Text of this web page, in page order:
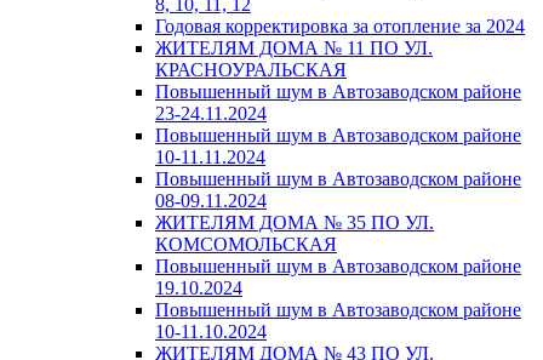
8, 10, 11, 12
Годовая корректировка за отопление за 2024
ЖИТЕЛЯМ ДОМА № 11 ПО УЛ.
КРАСНОУРАЛЬСКАЯ
Повышенный шум в Автозаводском районе
23-24.11.2024
Повышенный шум в Автозаводском районе
10-11.11.2024
Повышенный шум в Автозаводском районе
08-09.11.2024
ЖИТЕЛЯМ ДОМА № 35 ПО УЛ.
КОМСОМОЛЬСКАЯ
Повышенный шум в Автозаводском районе
19.10.2024
Повышенный шум в Автозаводском районе
10-11.10.2024
ЖИТЕЛЯМ ДОМА № 43 ПО УЛ.